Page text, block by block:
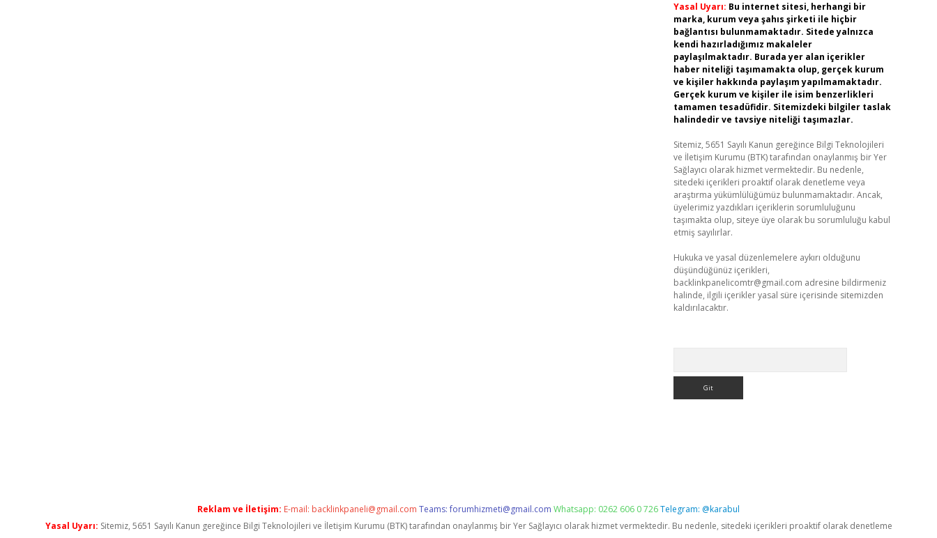
Yasal Uyarı: Bu internet sitesi, herhangi bir
marka, kurum veya şahıs şirketi ile hiçbir
bağlantısı bulunmamaktadır. Sitede yalnızca
kendi hazırladığımız makaleler
paylaşılmaktadır. Burada yer alan içerikler
haber niteliği taşımamakta olup, gerçek kurum
ve kişiler hakkında paylaşım yapılmamaktadır.
Gerçek kurum ve kişiler ile isim benzerlikleri
tamamen tesadüfidir. Sitemizdeki bilgiler taslak
halindedir ve tavsiye niteliği taşımazlar.
Sitemiz, 5651 Sayılı Kanun gereğince Bilgi Teknolojileri
ve İletişim Kurumu (BTK) tarafından onaylanmış bir Yer
Sağlayıcı olarak hizmet vermektedir. Bu nedenle,
sitedeki içerikleri proaktif olarak denetleme veya
araştırma yükümlülüğümüz bulunmamaktadır. Ancak,
üyelerimiz yazdıkları içeriklerin sorumluluğunu
taşımakta olup, siteye üye olarak bu sorumluluğu kabul
etmiş sayılırlar.
Hukuka ve yasal düzenlemelere aykırı olduğunu
düşündüğünüz içerikleri,
backlinkpanelicomtr@gmail.com adresine bildirmeniz
halinde, ilgili içerikler yasal süre içerisinde sitemizden
kaldırılacaktır.
Reklam ve İletişim: E-mail: backlinkpaneli@gmail.com Teams:forumhizmeti@gmail.com Whatsapp: 0262 606 0 726Telegram: @karabul
Yasal Uyarı: Sitemiz, 5651 Sayılı Kanun gereğince Bilgi Teknolojileri ve İletişim Kurumu (BTK) tarafından onaylanmış bir Yer Sağlayıcı olarak hizmet vermektedir. Bu nedenle, sitedeki içerikleri proaktif olarak denetleme